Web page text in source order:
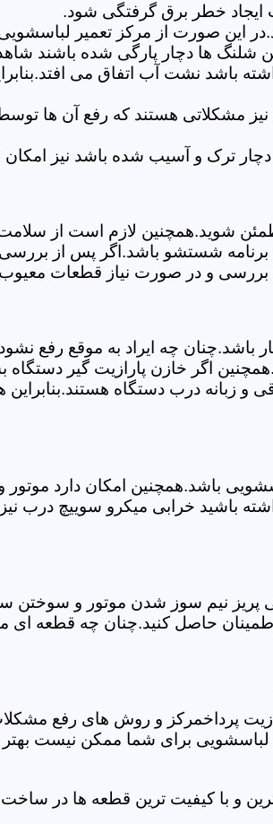
خطر برق گرفتگی شود.
این صورت از مرکز تعمیر لباسشویی
شلنگ ها دچار پارگی شده باشند
باشد نشت آب اتفاق می
مشکلاتی هستند که رفع آن ها
ترک و آسیب شده باشد نیز
شوید.همچنین لازم است از سلامت
شستشو باشد.اگر پس از
بررسی و در صورت نیاز قطعات
باشد.چنان چه ایراد به موقع رفع
اگر خازن پارازیت گیر
درب دستگاه هستند.بنابراین
امکان دارد موتور و
باشید خرابی میکرو سوییچ درب
نیم سوز شدن موتور و سوختن
حاصل کنید.چنان چه قطعه ای
پرداخمرکز و روش های رفع مشکلات
برای شما ممکن نیست بهتر
و با کیفیت ترین قطعه ها در